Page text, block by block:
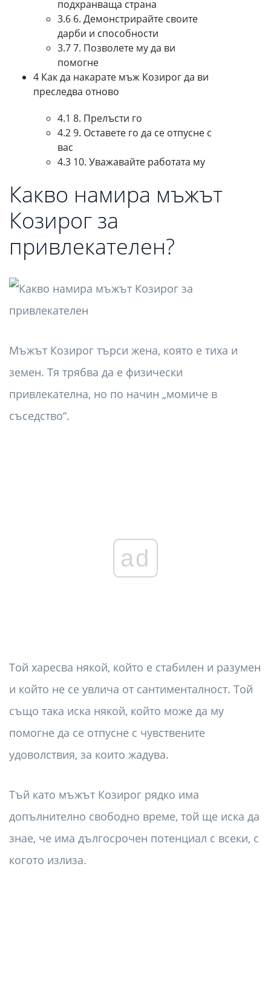
подхранваща страна
3.6 6. Демонстрирайте своите
дарби и способности
3.7 7. Позволете му да ви
помогне
4 Как да накарате мъж Козирог да ви
преследва отново
4.1 8. Прелъсти го
4.2 9. Оставете го да се отпусне с
вас
4.3 10. Уважавайте работата му
Какво намира мъжът
Козирог за
привлекателен?
Мъжът Козирог търси жена, която е тиха и
земен. Тя трябва да е физически
привлекателна, но по начин „момиче в
съседство“.
ad
Той харесва някой, който е стабилен и разумен
и който не се увлича от сантименталност. Той
също така иска някой, който може да му
помогне да се отпусне с чувствените
удоволствия, за които жадува.
Тъй като мъжът Козирог рядко има
допълнително свободно време, той ще иска да
знае, че има дългосрочен потенциал с всеки, с
когото излиза.